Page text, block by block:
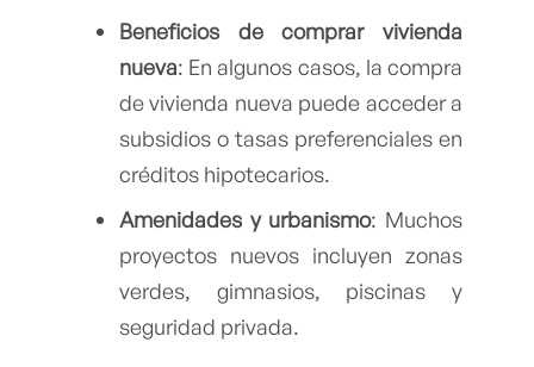
Beneficios de comprar vivienda
nueva: En algunos casos, la compra
de vivienda nueva puede acceder a
subsidios o tasas preferenciales en
créditos hipotecarios.
Amenidades y urbanismo: Muchos
proyectos nuevos incluyen zonas
verdes, gimnasios, piscinas y
seguridad privada.